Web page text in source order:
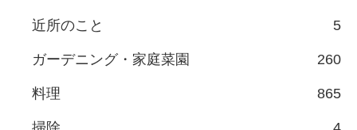
近所のこと 5
ガーデニング・家庭菜園 260
料理 865